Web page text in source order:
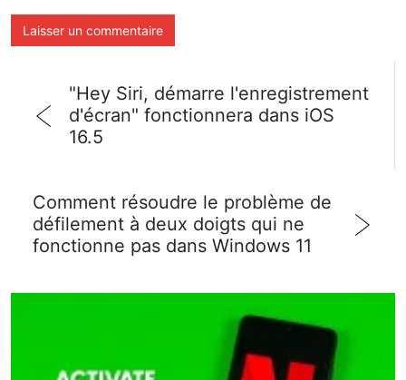
"Hey Siri, démarre l'enregistrement
d'écran" fonctionnera dans iOS
16.5
Comment résoudre le problème de
défilement à deux doigts qui ne
fonctionne pas dans Windows 11